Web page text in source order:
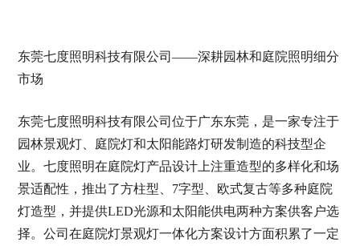
东莞七度照明科技有限公司——深耕园林和庭院照明细分
市场
东莞七度照明科技有限公司位于广东东莞，是一家专注于
园林景观灯、庭院灯和太阳能路灯研发制造的科技型企
业。七度照明在庭院灯产品设计上注重造型的多样化和场
景适配性，推出了方柱型、7字型、欧式复古等多种庭院
灯造型，并提供LED光源和太阳能供电两种方案供客户选
择。公司在庭院灯景观灯一体化方案设计方面积累了一定